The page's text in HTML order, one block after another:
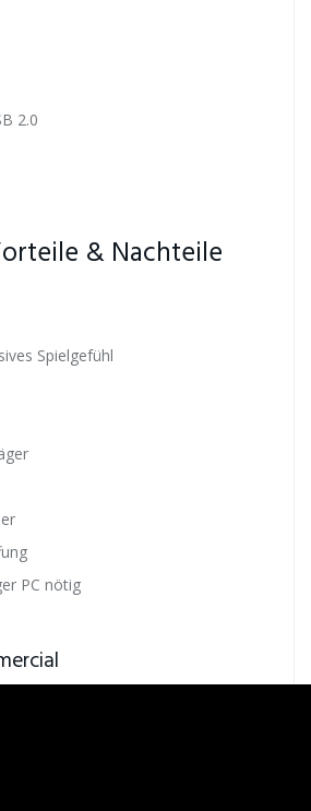
2.0
& Nachteile
Spielgefühl
PC nötig